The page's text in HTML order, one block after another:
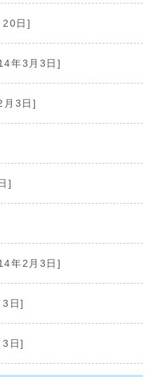
日]
年3月3日]
月3日]
]
年2月3日]
日]
日]